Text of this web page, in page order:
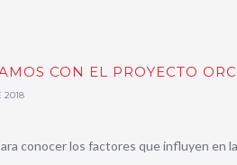
CON EL PROYECTO
2018
conocer los factores que influyen en